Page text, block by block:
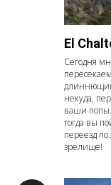
El
Сегодня
длиннющий
некуда,
ваши попы.
тогда вы
переезд
зрелище!